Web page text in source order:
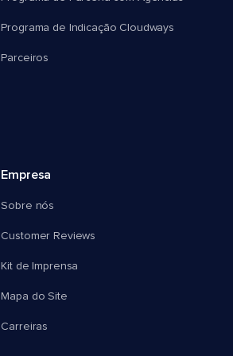
Programa de Indicação Cloudways
Parceiros
Empresa
Sobre nós
Customer Reviews
Kit de Imprensa
Mapa do Site
Carreiras